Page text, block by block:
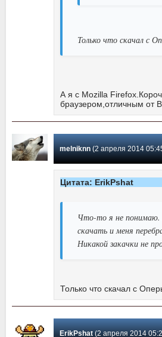
Только что скачал с
А я с Mozilla
браузером,отличным от
melniknn(2 апреля 2014 05:45)
Цитата: ErikPshat
Что-то я не
скачать и меня
Никакой закачки не
Только что скачал с
ErikPshat(2 апреля 2014 05:27)